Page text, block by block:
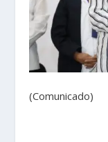
(Comunicado)